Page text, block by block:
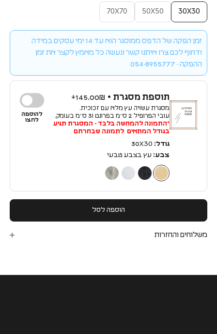
30X30
50X50
70X70
זמן הפקה של הדפס ממוסגר הוא עד 14 ימי עסקים במידה
ודחוף לכם צרו איתנו קשר ונעשה כל מאמץ לקצר את זמן
ההפקה - 054-8955777
תוספת מסגרת •145.00₪+
מסגרת עשויה עץ מלא עם זכוכית.
עובי הפרופיל 2 ס״מ בפרונט ו3 ס״מ בעומק.
*התמונה להמחשה בלבד - המסגרת תגיע
בגודל המתאים לתמונה שבחרתם
גודל: 30X30
צבע: עץ בצבע טבעי
עץ בצבע טבעי
עץ בצבע שחור
עץ בצבע לבן
עץ בצבע כסף
להוספה
לחצו
הוספה לסל
משלוחים והחזרות